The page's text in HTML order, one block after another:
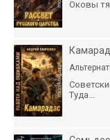
Оковы
Туда...